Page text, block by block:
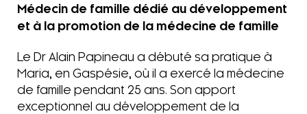
Médecin de famille dédié au développement
et à la promotion de la médecine de famille
Le Dr Alain Papineau a débuté sa pratique à
Maria, en Gaspésie, où il a exercé la médecine
de famille pendant 25 ans. Son apport
exceptionnel au développement de la